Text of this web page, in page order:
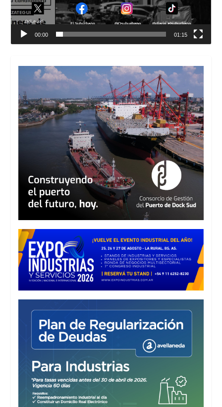
00:00 01:15